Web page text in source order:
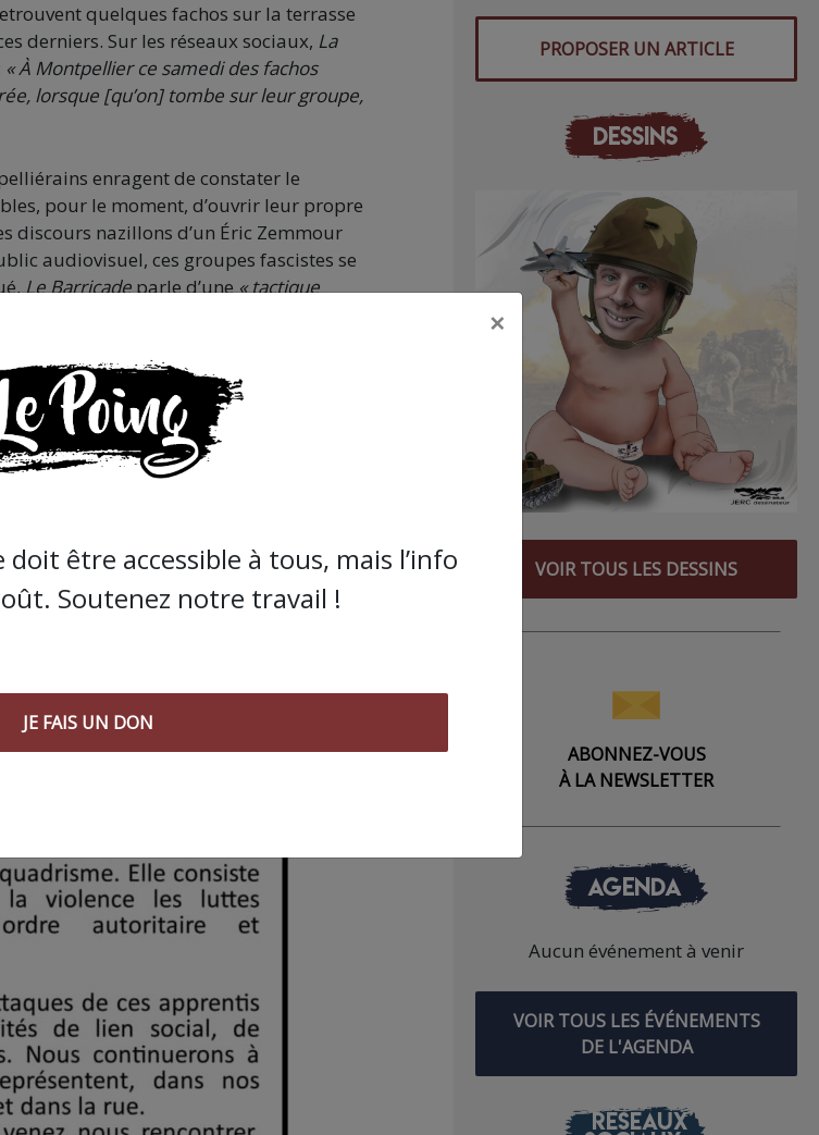
quelques fachos sur la terrasse
derniers. Sur les réseaux sociaux, La
« À Montpellier ce samedi des fachos
lorsque [qu’on] tombe sur leur groupe,
enragent de constater le
pour le moment, d’ouvrir leur propre
discours nazillons d’un Éric Zemmour
audiovisuel, ces groupes fascistes se
Le Barricadeparle d’une« tactique
réduire au silence par la violence les
»
face à l’extrême-droite ».
PROPOSER UN ARTICLE
DESSINS
VOIR TOUS LES DESSINS
ABONNEZ-VOUS
À LA NEWSLETTER
AGENDA
Aucun événement à venir
VOIR TOUS LES ÉVÉNEMENTS
DE L'AGENDA
RÉSEAUX
×
être accessible à tous, mais l’info
Soutenez notre travail !
JE FAIS UN DON